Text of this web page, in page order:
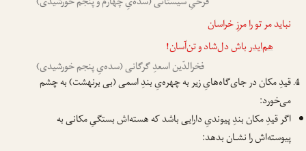
نباید مر تو را مرزِ خراسان
هم‌ایدرباش دل‌شاد و تن‌آسان!
فخرالدّین اسعدِ گرگانی (سده‌یِ پنجم خورشیدی)
قیدِ مکان در جای‌گاه‌هایِ زیر به چهره‌یِ بندِ اسمی (بی برنهشت) به چشم
می‌خورد:
اگر قیدِ مکان بندِ پیوندیِ دارایی باشد که هسته‌اش بستگیِ مکانی به
پیوسته‌اش را نشـان بدهد: